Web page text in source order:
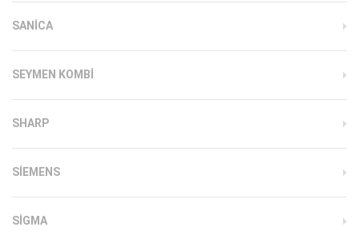
SANICA
SEYMEN KOMBI
SHARP
SIEMENS
SIGMA